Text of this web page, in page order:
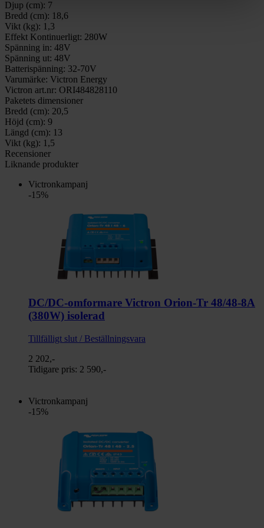
Djup (cm): 7
Bredd (cm): 18,6
Vikt (kg): 1,3
Effekt Kontinuerligt: 280W
Spänning in: 48V
Spänning ut: 48V
Batterispänning: 32-70V
Varumärke: Victron Energy
Victron art.nr: ORI484828110
Paketets dimensioner
Bredd (cm): 20,5
Höjd (cm): 9
Längd (cm): 13
Vikt (kg): 1,5
Recensioner
Liknande produkter
Victronkampanj
-15%
DC/DC-omformare Victron Orion-Tr 48/48-8A
(380W) isolerad
Tillfälligt slut / Beställningsvara
2 202,-
Tidigare pris: 2 590,-
Victronkampanj
-15%